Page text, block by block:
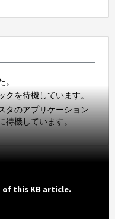
クを待機しています。
タのアプリケーション
機しています。
this KB article.